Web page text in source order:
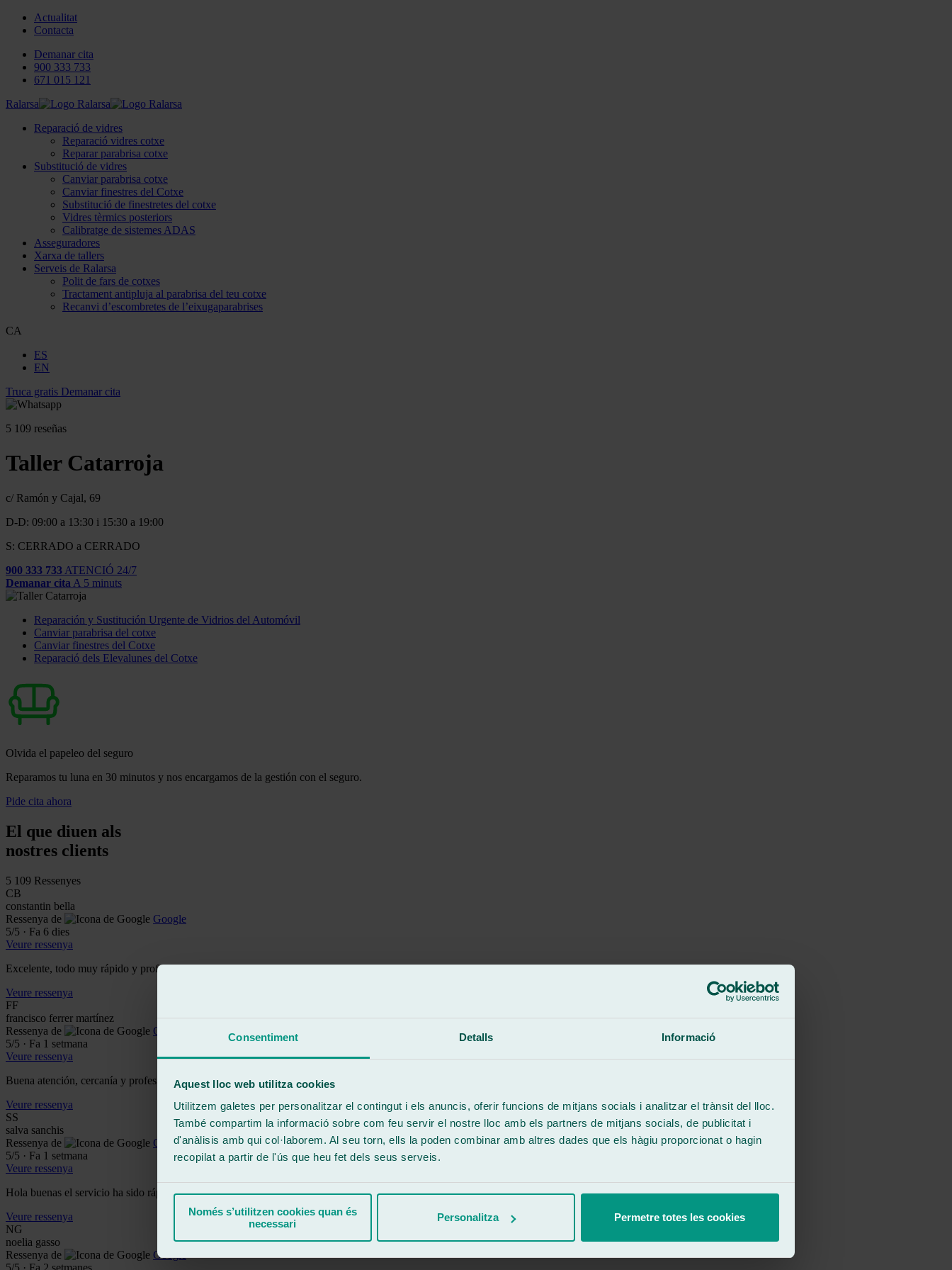
Consentiment Detalls Informació
Aquest lloc web utilitza cookies
Utilitzem galetes per personalitzar el contingut i els anuncis, oferir funcions de mitjans socials i analitzar el trànsit del lloc.
També compartim la informació sobre com feu servir el nostre lloc amb els partners de mitjans socials, de publicitat i
d'anàlisis amb qui col·laborem. Al seu torn, ells la poden combinar amb altres dades que els hàgiu proporcionat o hagin
recopilat a partir de l'ús que heu fet dels seus serveis.
Només s’utilitzen cookies quan és
necessari
Personalitza Permetre totes les cookies
Actualitat
Contacta
Demanar cita
900 333 733
671 015 121
Ralarsa
Reparació de vidres
Reparació vidres cotxe
Reparar parabrisa cotxe
Substitució de vidres
Canviar parabrisa cotxe
Canviar finestres del Cotxe
Substitució de finestretes del cotxe
Vidres tèrmics posteriors
Calibratge de sistemes ADAS
Asseguradores
Xarxa de tallers
Serveis de Ralarsa
Polit de fars de cotxes
Tractament antipluja al parabrisa del teu cotxe
Recanvi d’escombretes de l’eixugaparabrises
CA
ES
EN
Truca gratis Demanar cita
5 109 reseñas
Taller Catarroja
c/ Ramón y Cajal, 69
D-D: 09:00 a 13:30 i 15:30 a 19:00
S: CERRADO a CERRADO
900 333 733 ATENCIÓ 24/7
Demanar cita A 5 minuts
Reparación y Sustitución Urgente de Vidrios del Automóvil
Canviar parabrisa del cotxe
Canviar finestres del Cotxe
Reparació dels Elevalunes del Cotxe
Olvida el papeleo del seguro
Reparamos tu luna en 30 minutos y nos encargamos de la gestión con el seguro.
Pide cita ahora
El que diuen als
nostres clients
5 109 Ressenyes
CB
constantin bella
Ressenya de
Google
5/5 · Fa 6 dies
Veure ressenya
Excelente, todo muy rápido y profesional, gracias!
Veure ressenya
FF
francisco ferrer martínez
Ressenya de
Google
5/5 · Fa 1 setmana
Veure ressenya
Buena atención, cercanía y profesionalidad
Veure ressenya
SS
salva sanchis
Ressenya de
Google
5/5 · Fa 1 setmana
Veure ressenya
Hola buenas el servicio ha sido rápido y eficaz, la atención espectacular
Veure ressenya
NG
noelia gasso
Ressenya de
Google
5/5 · Fa 2 setmanes